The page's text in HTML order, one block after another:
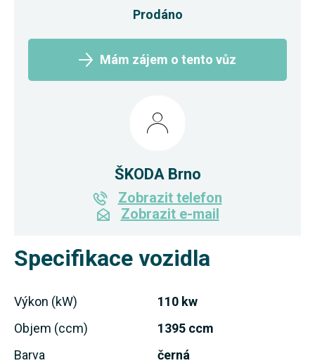
Specifikace vozidla
Výkon (kW)
110 kw
Objem (ccm)
1395 ccm
Barva
černá
Prodáno
Mám zájem o tento vůz
ŠKODA Brno
Zobrazit telefon
Zobrazit e-mail